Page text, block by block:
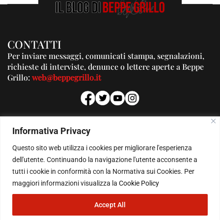
Informativa Privacy
Questo sito web utilizza i cookies per migliorare l'esperienza
dell'utente. Continuando la navigazione l'utente acconsente a
tutti i cookie in conformità con la Normativa sui Cookies. Per
maggiori informazioni visualizza la Cookie Policy
Accept All
CONTATTI
Per inviare messaggi, comunicati stampa, segnalazioni,
richieste di interviste, denunce o lettere aperte a Beppe
Grillo:web@beppegrillo.it
PUBBLICITA'
Per la tua pubblicità su questo Blog:
pubblicita@beppegrillo.it
© Copyright 2026 - Il Blog di Beppe Grillo. All Rights Reserved - Powered by
happygrafic.com